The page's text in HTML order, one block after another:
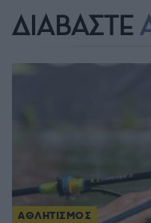
ΔΙΑΒΑΣΤΕ
ΑΘΛΗΤΙΣΜΟΣ